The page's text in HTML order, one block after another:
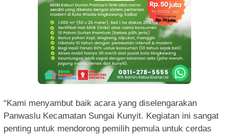
“Kami menyambut baik acara yang diselengarakan
Panwaslu Kecamatan Sungai Kunyit. Kegiatan ini sangat
penting untuk mendorong pemilih pemula untuk cerdas